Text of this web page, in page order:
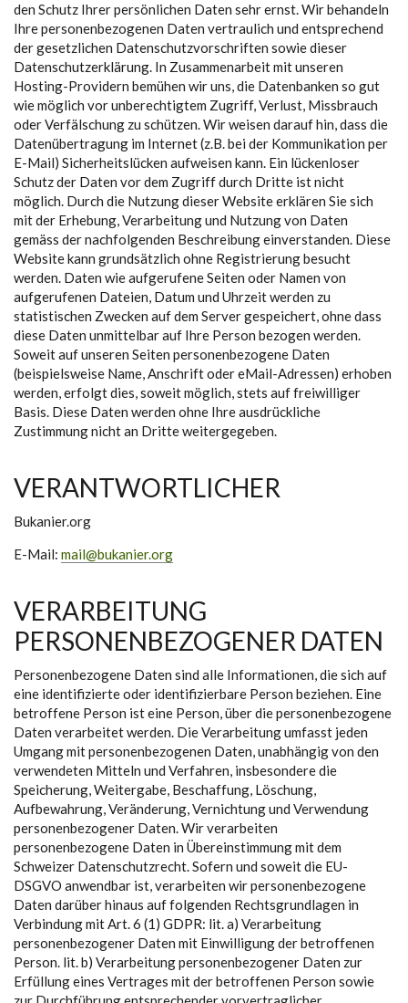
den Schutz Ihrer persönlichen Daten sehr ernst. Wir behandeln
Ihre personenbezogenen Daten vertraulich und entsprechend
der gesetzlichen Datenschutzvorschriften sowie dieser
Datenschutzerklärung. In Zusammenarbeit mit unseren
Hosting-Providern bemühen wir uns, die Datenbanken so gut
wie möglich vor unberechtigtem Zugriff, Verlust, Missbrauch
oder Verfälschung zu schützen. Wir weisen darauf hin, dass die
Datenübertragung im Internet (z.B. bei der Kommunikation per
E-Mail) Sicherheitslücken aufweisen kann. Ein lückenloser
Schutz der Daten vor dem Zugriff durch Dritte ist nicht
möglich. Durch die Nutzung dieser Website erklären Sie sich
mit der Erhebung, Verarbeitung und Nutzung von Daten
gemäss der nachfolgenden Beschreibung einverstanden. Diese
Website kann grundsätzlich ohne Registrierung besucht
werden. Daten wie aufgerufene Seiten oder Namen von
aufgerufenen Dateien, Datum und Uhrzeit werden zu
statistischen Zwecken auf dem Server gespeichert, ohne dass
diese Daten unmittelbar auf Ihre Person bezogen werden.
Soweit auf unseren Seiten personenbezogene Daten
(beispielsweise Name, Anschrift oder eMail-Adressen) erhoben
werden, erfolgt dies, soweit möglich, stets auf freiwilliger
Basis. Diese Daten werden ohne Ihre ausdrückliche
Zustimmung nicht an Dritte weitergegeben.
VERANTWORTLICHER
Bukanier.org
E-Mail: mail@bukanier.org
VERARBEITUNG
PERSONENBEZOGENER DATEN
Personenbezogene Daten sind alle Informationen, die sich auf
eine identifizierte oder identifizierbare Person beziehen. Eine
betroffene Person ist eine Person, über die personenbezogene
Daten verarbeitet werden. Die Verarbeitung umfasst jeden
Umgang mit personenbezogenen Daten, unabhängig von den
verwendeten Mitteln und Verfahren, insbesondere die
Speicherung, Weitergabe, Beschaffung, Löschung,
Aufbewahrung, Veränderung, Vernichtung und Verwendung
personenbezogener Daten. Wir verarbeiten
personenbezogene Daten in Übereinstimmung mit dem
Schweizer Datenschutzrecht. Sofern und soweit die EU-
DSGVO anwendbar ist, verarbeiten wir personenbezogene
Daten darüber hinaus auf folgenden Rechtsgrundlagen in
Verbindung mit Art. 6 (1) GDPR: lit. a) Verarbeitung
personenbezogener Daten mit Einwilligung der betroffenen
Person. lit. b) Verarbeitung personenbezogener Daten zur
Erfüllung eines Vertrages mit der betroffenen Person sowie